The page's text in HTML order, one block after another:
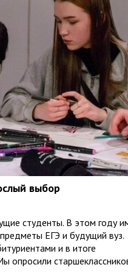
выбор
студенты. В этом году
ЕГЭ и будущий вуз.
и в итоге
опросили